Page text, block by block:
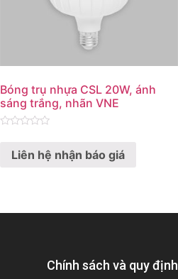
Bóng trụ nhựa CSL 20W, ánh
sáng trắng, nhãn VNE
outLiên hệ nhận báo giá
Chính sách và quy định